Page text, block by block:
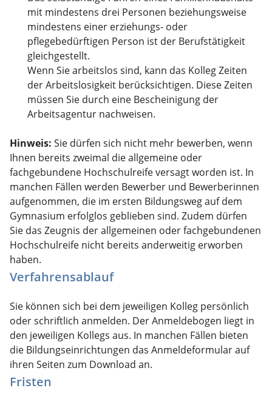
mit mindestens drei Personen beziehungsweise
mindestens einer erziehungs- oder
pflegebedürftigen Person ist der Berufstätigkeit
gleichgestellt.
Wenn Sie arbeitslos sind, kann das Kolleg Zeiten
der Arbeitslosigkeit berücksichtigen. Diese Zeiten
müssen Sie durch eine Bescheinigung der
Arbeitsagentur nachweisen.
Hinweis: Sie dürfen sich nicht mehr bewerben, wenn
Ihnen bereits zweimal die allgemeine oder
fachgebundene Hochschulreife versagt worden ist. In
manchen Fällen werden Bewerber und Bewerberinnen
aufgenommen, die im ersten Bildungsweg auf dem
Gymnasium erfolglos geblieben sind. Zudem dürfen
Sie das Zeugnis der allgemeinen oder fachgebundenen
Hochschulreife nicht bereits anderweitig erworben
haben.
Verfahrensablauf
Sie können sich bei dem jeweiligen Kolleg persönlich
oder schriftlich anmelden. Der Anmeldebogen liegt in
den jeweiligen Kollegs aus. In manchen Fällen bieten
die Bildungseinrichtungen das Anmeldeformular auf
ihren Seiten zum Download an.
Fristen